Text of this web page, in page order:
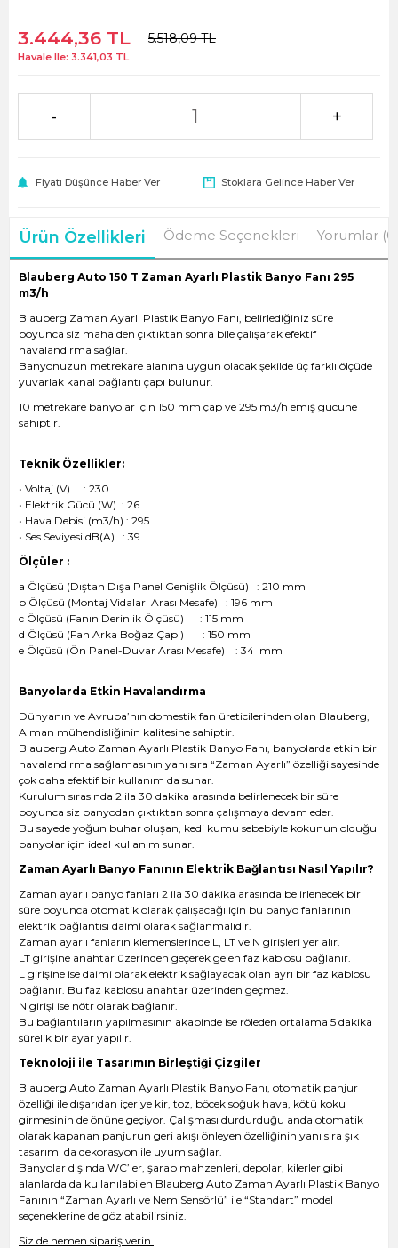
5.518,09TL
3.444,36 TL
Havale Ile: 3.341,03 TL
- +
Fiyatı Düşünce Haber Ver Stoklara Gelince Haber Ver
Ürün Özellikleri Ödeme Seçenekleri Yorumlar
Blauberg Auto 150 T Zaman Ayarlı Plastik Banyo Fanı 295
m3/h
Blauberg Zaman Ayarlı Plastik Banyo Fanı, belirlediğiniz süre
boyunca siz mahalden çıktıktan sonra bile çalışarak efektif
havalandırma sağlar.
Banyonuzun metrekare alanına uygun olacak şekilde üç farklı ölçüde
yuvarlak kanal bağlantı çapı bulunur.
10 metrekare banyolar için 150 mm çap ve 295 m3/h emiş gücüne
sahiptir.
Teknik Özellikler:
• Voltaj (V) : 230
• Elektrik Gücü (W) : 26
• Hava Debisi (m3/h) : 295
• Ses Seviyesi dB(A) : 39
Ölçüler :
a Ölçüsü (Dıştan Dışa Panel Genişlik Ölçüsü) : 210 mm
b Ölçüsü (Montaj Vidaları Arası Mesafe) : 196 mm
c Ölçüsü (Fanın Derinlik Ölçüsü) : 115 mm
d Ölçüsü (Fan Arka Boğaz Çapı) : 150 mm
e Ölçüsü (Ön Panel-Duvar Arası Mesafe) : 34 mm
Banyolarda Etkin Havalandırma
Dünyanın ve Avrupa’nın domestik fan üreticilerinden olan Blauberg,
Alman mühendisliğinin kalitesine sahiptir.
Blauberg Auto Zaman Ayarlı Plastik Banyo Fanı, banyolarda etkin bir
havalandırma sağlamasının yanı sıra “Zaman Ayarlı” özelliği sayesinde
çok daha efektif bir kullanım da sunar.
Kurulum sırasında 2 ila 30 dakika arasında belirlenecek bir süre
boyunca siz banyodan çıktıktan sonra çalışmaya devam eder.
Bu sayede yoğun buhar oluşan, kedi kumu sebebiyle kokunun olduğu
banyolar için ideal kullanım sunar.
Zaman Ayarlı Banyo Fanının Elektrik Bağlantısı Nasıl Yapılır?
Zaman ayarlı banyo fanları 2 ila 30 dakika arasında belirlenecek bir
süre boyunca otomatik olarak çalışacağı için bu banyo fanlarının
elektrik bağlantısı daimi olarak sağlanmalıdır.
Zaman ayarlı fanların klemenslerinde L, LT ve N girişleri yer alır.
LT girişine anahtar üzerinden geçerek gelen faz kablosu bağlanır.
L girişine ise daimi olarak elektrik sağlayacak olan ayrı bir faz kablosu
bağlanır. Bu faz kablosu anahtar üzerinden geçmez.
N girişi ise nötr olarak bağlanır.
Bu bağlantıların yapılmasının akabinde ise röleden ortalama 5 dakika
sürelik bir ayar yapılır.
Teknoloji ile Tasarımın Birleştiği Çizgiler
Blauberg Auto Zaman Ayarlı Plastik Banyo Fanı, otomatik panjur
özelliği ile dışarıdan içeriye kir, toz, böcek soğuk hava, kötü koku
girmesinin de önüne geçiyor. Çalışması durdurduğu anda otomatik
olarak kapanan panjurun geri akışı önleyen özelliğinin yanı sıra şık
tasarımı da dekorasyon ile uyum sağlar.
Banyolar dışında WC’ler, şarap mahzenleri, depolar, kilerler gibi
alanlarda da kullanılabilen Blauberg Auto Zaman Ayarlı Plastik Banyo
Fanının “Zaman Ayarlı ve Nem Sensörlü” ile “Standart” model
seçeneklerine de göz atabilirsiniz.
Siz de hemen sipariş verin.